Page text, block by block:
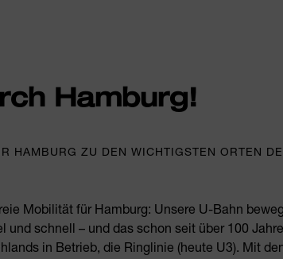
Hamburg!
ZU DEN WICHTIGSTEN ORTEN
Mobilität für Hamburg: Unsere U-Bahn
und schnell – und das schon seit über 100
in Betrieb, die Ringlinie (heute U3). Mit